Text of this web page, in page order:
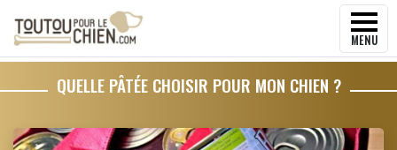
MENU
QUELLE PÂTÉE CHOISIR POUR MON CHIEN ?